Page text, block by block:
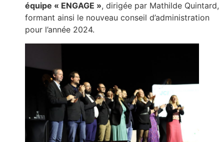
équipe « ENGAGE », dirigée par Mathilde Quintard,
formant ainsi le nouveau conseil d’administration
pour l’année 2024.